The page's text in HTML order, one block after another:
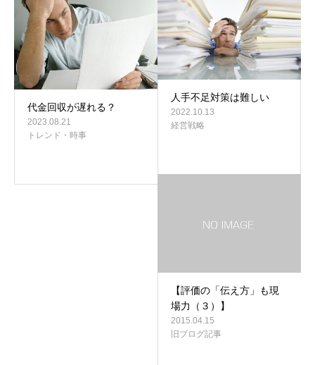
代金回収が遅れる？
2023.08.21
トレンド・時事
人手不足対策は難しい
2022.10.13
経営戦略
【評価の「伝え方」も現
場力（３）】
2015.04.15
旧ブログ記事